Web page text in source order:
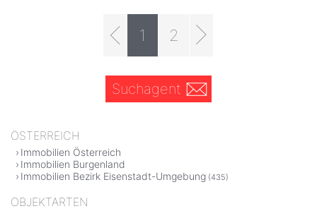
1 2
Suchagent
ÖSTERREICH
Immobilien Österreich
Immobilien Burgenland
Immobilien Bezirk Eisenstadt-Umgebung (435)
OBJEKTARTEN